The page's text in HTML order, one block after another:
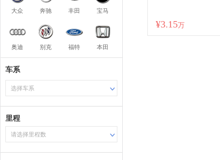
大众 奔驰 丰田 宝马
奥迪 别克 福特 本田
车系
选择车系
里程
请选择里程数
¥3.15万